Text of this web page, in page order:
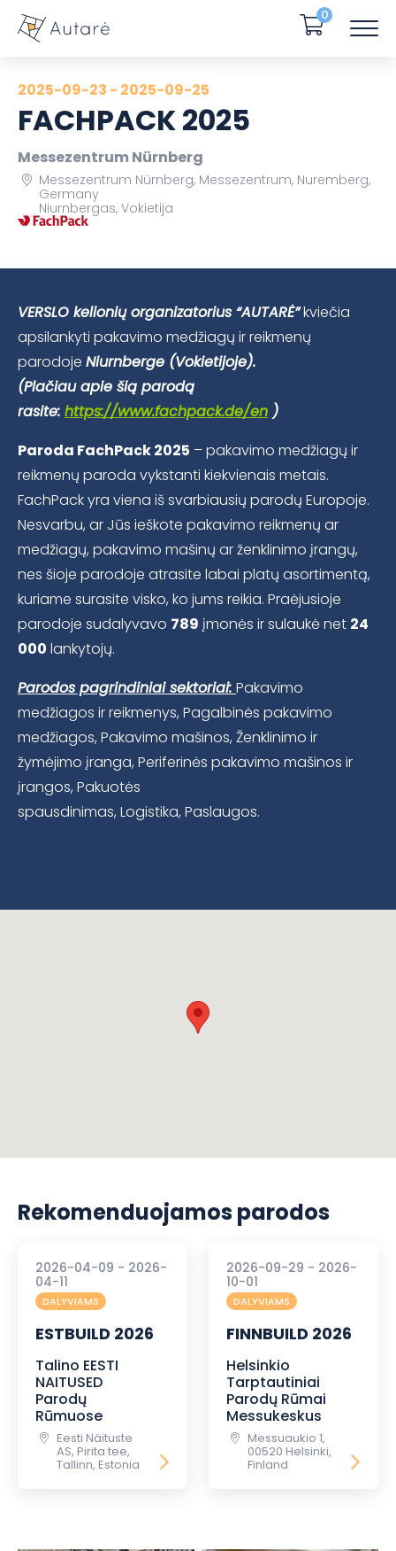
0
2025-09-23 - 2025-09-25
FACHPACK 2025
Messezentrum Nürnberg
Messezentrum Nürnberg, Messezentrum, Nuremberg,
Germany
Niurnbergas, Vokietija
VERSLO kelionių organizatorius “AUTARĖ”kviečia
apsilankyti pakavimo medžiagų ir reikmenų
parodoje Niurnberge (Vokietijoje).
(Plačiau apie šią parodą
rasite: https://www.fachpack.de/en )
Paroda FachPack 2025 – pakavimo medžiagų ir
reikmenų paroda vykstanti kiekvienais metais.
FachPack yra viena iš svarbiausių parodų Europoje.
Nesvarbu, ar Jūs ieškote pakavimo reikmenų ar
medžiagų, pakavimo mašinų ar ženklinimo įrangų,
nes šioje parodoje atrasite labai platų asortimentą,
kuriame surasite visko, ko jums reikia. Praėjusioje
parodoje sudalyvavo 789 įmonės ir sulaukė net 24
000 lankytojų.
Parodos pagrindiniai sektoriai: Pakavimo
medžiagos ir reikmenys, Pagalbinės pakavimo
medžiagos, Pakavimo mašinos, Ženklinimo ir
žymėjimo įranga, Periferinės pakavimo mašinos ir
įrangos, Pakuotės
spausdinimas, Logistika, Paslaugos.
Rekomenduojamos parodos
2026-04-09 - 2026-
04-11
DALYVIAMS
ESTBUILD 2026
Talino EESTI
NAITUSED
Parodų
Rūmuose
Eesti Näituste
AS, Pirita tee,
Tallinn, Estonia
2026-09-29 - 2026-
10-01
DALYVIAMS
FINNBUILD 2026
Helsinkio
Tarptautiniai
Parodų Rūmai
Messukeskus
Messuaukio 1,
00520 Helsinki,
Finland